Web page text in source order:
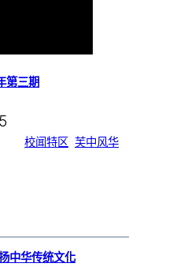
第三期
校闻特区 芙中风华
中华传统文化